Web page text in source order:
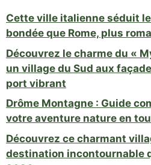
Cette ville italienne séduit
bondée que Rome, plus
Découvrez le charme du «
un village du Sud aux
port vibrant
Drôme Montagne : Guide
votre aventure nature en
Découvrez ce charmant
destination incontournable